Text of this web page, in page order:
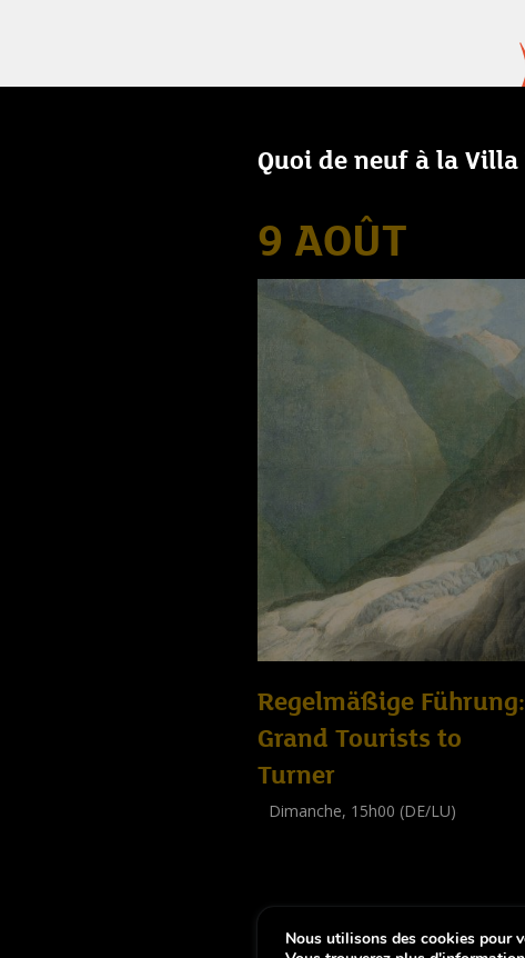
Quoi de neuf à la Villa
9 AOÛT
Regelmäßige Führung:
Grand Tourists to
Turner
Dimanche, 15h00 (DE/LU)
Notice légale-Déclaration d’accessibilité
Nous utilisons des cookies pour